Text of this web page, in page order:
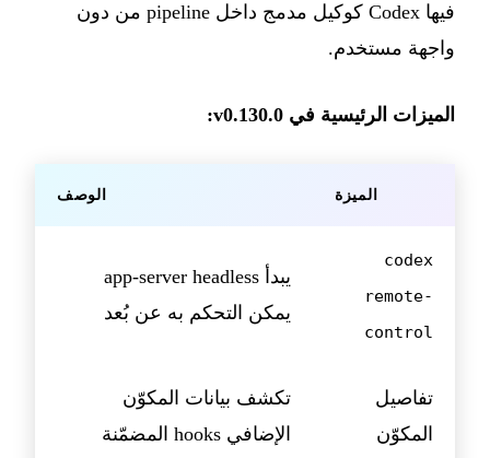
فيها Codex كوكيل مدمج داخل pipeline من دون
واجهة مستخدم.
الميزات الرئيسية في v0.130.0:
الميزة الوصف
codex
remote-
control
يبدأ app-server headless
يمكن التحكم به عن بُعد
تفاصيل
المكوّن
تكشف بيانات المكوّن
الإضافي hooks المضمّنة